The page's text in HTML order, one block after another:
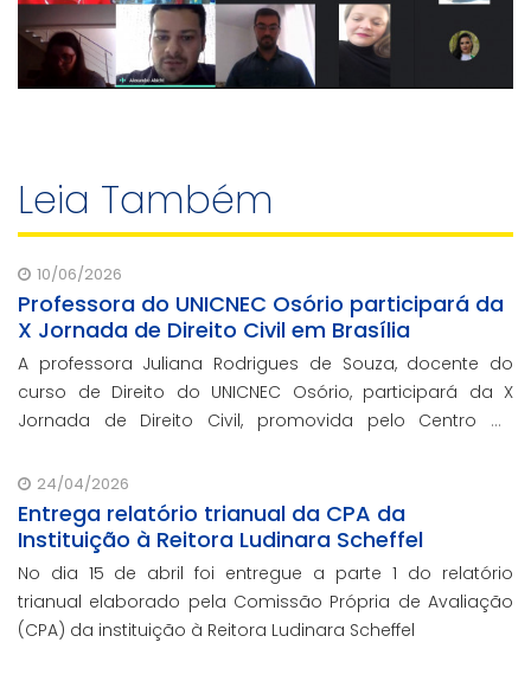
Leia Também
10/06/2026
Professora do UNICNEC Osório participará da
X Jornada de Direito Civil em Brasília
A professora Juliana Rodrigues de Souza, docente do
curso de Direito do UNICNEC Osório, participará da X
Jornada de Direito Civil, promovida pelo Centro de
(CEJ/CJF), nos dias 15 e 16 de junho, em Br
24/04/2026
Entrega relatório trianual da CPA da
Instituição à Reitora Ludinara Scheffel
No dia 15 de abril foi entregue a parte 1 do relatório
trianual elaborado pela Comissão Própria de Avaliação
(CPA) da instituição à Reitora Ludinara Scheffel